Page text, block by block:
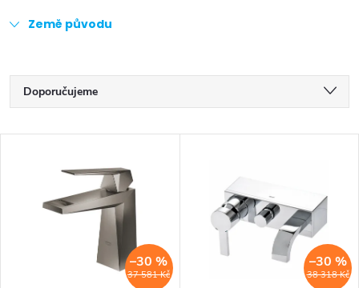
Země původu
Ř
a
Doporučujeme
Nejprodávanější
Abecedně
37 581 Kč
–30 %
38 318 Kč
–30 %